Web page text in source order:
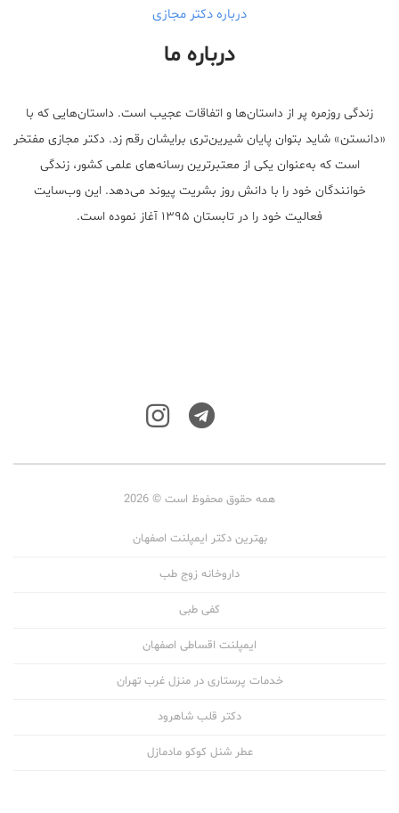
درباره دکتر مجازی
درباره ما
زندگی روزمره پر از داستان‌ها و اتفاقات عجیب است. داستان‌هایی که با
«دانستن» شاید بتوان پایان شیرین‌تری برایشان رقم زد. دکتر مجازی مفتخر
است که به‌عنوان یکی از معتبر‌ترین رسانه‌های علمی کشور، زندگی
خوانندگان خود را با دانش روز بشریت پیوند می‌دهد. این وب‌سایت
فعالیت خود را در تابستان ۱۳۹۵ آغاز نموده است.
همه حقوق محفوظ است © 2026
بهترین دکتر ایمپلنت اصفهان
داروخانه زوج طب
کفی طبی
ایمپلنت اقساطی اصفهان
خدمات پرستاری در منزل غرب تهران
دکتر قلب شاهرود
عطر شنل کوکو مادمازل